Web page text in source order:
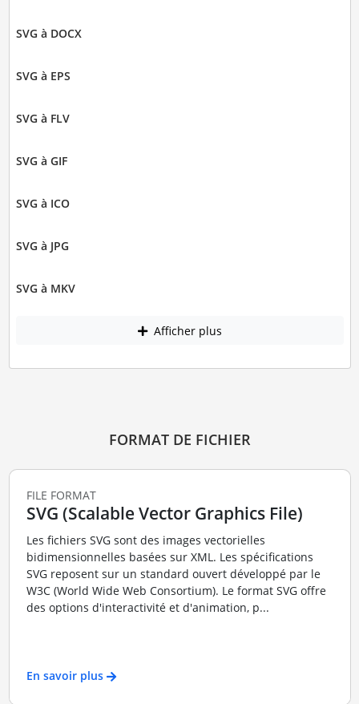
SVG à DOCX
SVG à EPS
SVG à FLV
SVG à GIF
SVG à ICO
SVG à JPG
SVG à MKV
Afficher plus
FORMAT DE FICHIER
FILE FORMAT
SVG (Scalable Vector Graphics File)
Les fichiers SVG sont des images vectorielles
bidimensionnelles basées sur XML. Les spécifications
SVG reposent sur un standard ouvert développé par le
W3C (World Wide Web Consortium). Le format SVG offre
des options d'interactivité et d'animation, p...
En savoir plus